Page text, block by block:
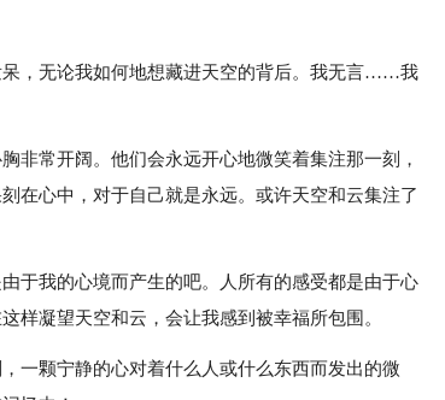
，无论我如何地想藏进天空的背后。我无言……我
非常开阔。他们会永远开心地微笑着集注那一刻，
在心中，对于自己就是永远。或许天空和云集注了
于我的心境而产生的吧。人所有的感受都是由于心
样凝望天空和云，会让我感到被幸福所包围。
一颗宁静的心对着什么人或什么东西而发出的微